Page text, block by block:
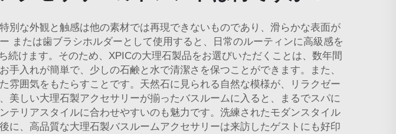
な外観と触感は他の素材では再現できないものであり、滑らかな表面が
または歯ブラシホルダーとして使用すると、日常のルーティンに高級感を
けます。そのため、XPICの大理石製品をお選びいただくことは、数年間
入れが簡単で、少しの石鹸と水で清潔さを保つことができます。また、
雰囲気をもたらすことです。天然石に見られる自然な模様が、リラクゼー
しい大理石製アクセサリーが揃ったバスルームに入ると、まるでスパに
テリアスタイルに合わせやすいのも魅力です。洗練されたモダンスタイル
、高品質な大理石製バスルームアクセサリーは来訪したゲストにも好印